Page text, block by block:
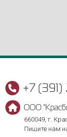
+7
ООО
660049, г.
Пишите нам